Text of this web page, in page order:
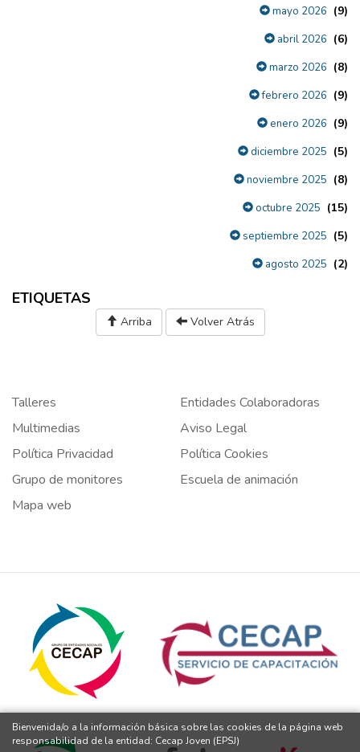
mayo 2026 (9)
abril 2026 (6)
marzo 2026 (8)
febrero 2026 (9)
enero 2026 (9)
diciembre 2025 (5)
noviembre 2025 (8)
octubre 2025 (15)
septiembre 2025 (5)
agosto 2025 (2)
ETIQUETAS
Arriba Volver Atrás
Talleres
Entidades Colaboradoras
Multimedias
Aviso Legal
Política Privacidad
Política Cookies
Grupo de monitores
Escuela de animación
Mapa web
Bienvenida/o a la información básica sobre las cookies de la página web
responsabilidad de la entidad: Cecap Joven (EPSJ)